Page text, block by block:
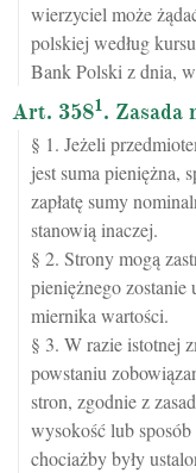
wierzyciel może
polskiej według
Bank Polski z dnia,
Art. 3581. Zasada
§ 1. Jeżeli
jest suma pieniężna,
zapłatę sumy
stanowią inaczej.
§ 2. Strony mogą
pieniężnego zostanie
miernika wartości.
§ 3. W razie istotnej
powstaniu
stron, zgodnie z
wysokość lub sposób
chociażby były